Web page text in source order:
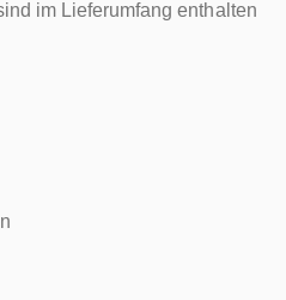
im Lieferumfang enthalten